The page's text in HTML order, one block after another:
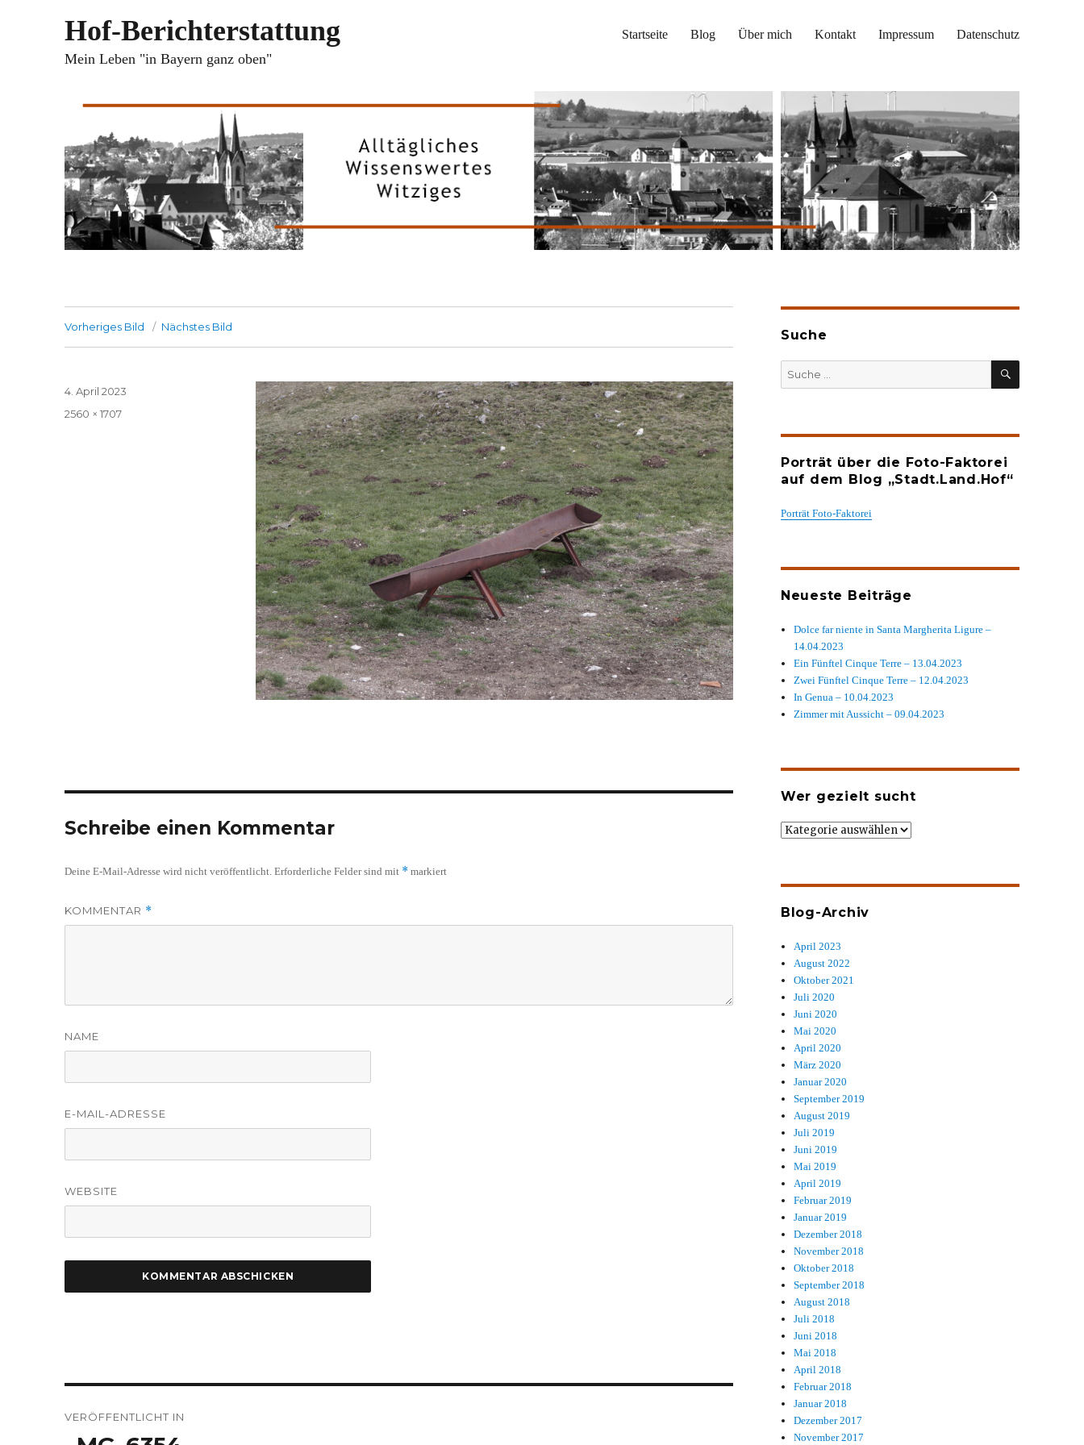
Hof-Berichterstattung
Mein Leben "in Bayern ganz oben"
Startseite Blog Über mich Kontakt Impressum Datenschutz
Vorheriges Bild Nächstes Bild
Veröffentlicht
4. April 2023
Volle
2560 × 1707
Schreibe einen Kommentar
Deine E-Mail-Adresse wird nicht veröffentlicht. Erforderliche Felder sind mit * markiert
KOMMENTAR *
NAME
E-MAIL-ADRESSE
WEBSITE
VERÖFFENTLICHT IN
Suche
SUCHEN
Porträt über die Foto-Faktorei
auf dem Blog „Stadt.Land.Hof“
Porträt Foto-Faktorei
Neueste Beiträge
Dolce far niente in Santa Margherita Ligure –
14.04.2023
Ein Fünftel Cinque Terre – 13.04.2023
Zwei Fünftel Cinque Terre – 12.04.2023
In Genua – 10.04.2023
Zimmer mit Aussicht – 09.04.2023
Wer gezielt sucht
Wer
Blog-Archiv
April 2023
August 2022
Oktober 2021
Juli 2020
Juni 2020
Mai 2020
April 2020
März 2020
Januar 2020
September 2019
August 2019
Juli 2019
Juni 2019
Mai 2019
April 2019
Februar 2019
Januar 2019
Dezember 2018
November 2018
Oktober 2018
September 2018
August 2018
Juli 2018
Juni 2018
Mai 2018
April 2018
Februar 2018
Januar 2018
Dezember 2017
November 2017